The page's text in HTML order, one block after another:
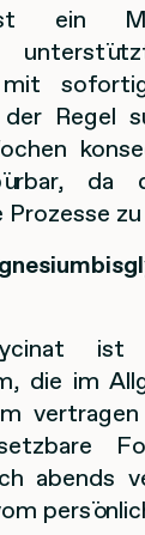
ein
Regel
da
die im
abends